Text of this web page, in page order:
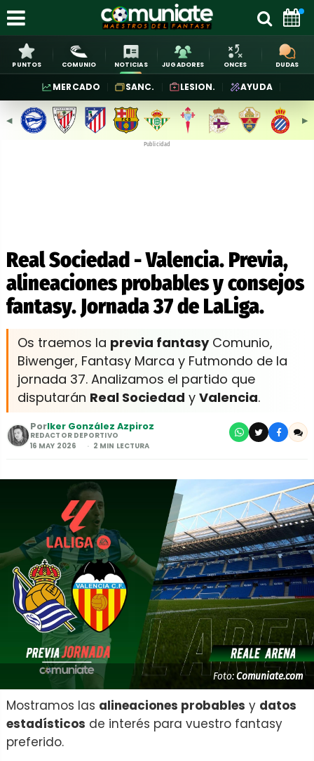
PUNTOS COMUNIO NOTICIAS JUGADORES ONCES DUDAS
MERCADO SANC. LESION. AYUDA
◀︎ ▶︎
Publicidad
Real Sociedad - Valencia. Previa,
alineaciones probables y consejos
fantasy. Jornada 37 de LaLiga.
Os traemos la previa fantasyComunio,
Biwenger, Fantasy Marca y Futmondo de la
jornada 37. Analizamos el partido que
disputarán Real Sociedad y Valencia.
PorIker González Azpiroz
REDACTOR DEPORTIVO
16 MAY 2026
2 MIN LECTURA
Foto:Comuniate.com
Mostramos las alineaciones probables y datos
estadísticos de interés para vuestro fantasy
preferido.